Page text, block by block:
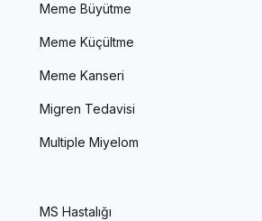
Meme Büyütme
Meme Küçültme
Meme Kanseri
Migren Tedavisi
Multiple Miyelom
MS Hastalığı